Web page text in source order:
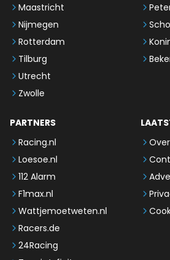
Maastricht
Nijmegen
Rotterdam
Tilburg
Utrecht
Zwolle
PARTNERS
Racing.nl
Loesoe.nl
112 Alarm
F1max.nl
Wattjemoetweten.nl
Racers.de
24Racing